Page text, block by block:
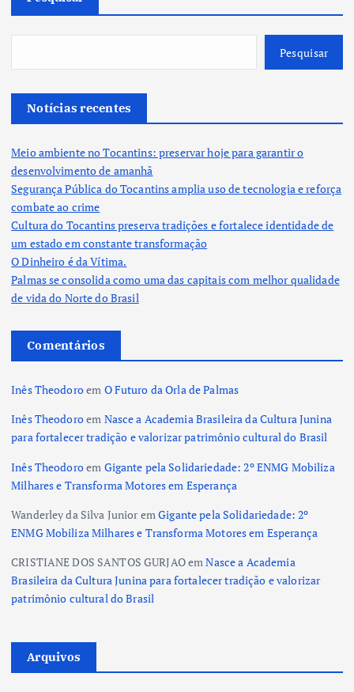
Pesquisar
Notícias recentes
Meio ambiente no Tocantins: preservar hoje para garantir o
desenvolvimento de amanhã
Segurança Pública do Tocantins amplia uso de tecnologia e reforça
combate ao crime
Cultura do Tocantins preserva tradições e fortalece identidade de
um estado em constante transformação
O Dinheiro é da Vítima.
Palmas se consolida como uma das capitais com melhor qualidade
de vida do Norte do Brasil
Comentários
Inês Theodoroem O Futuro da Orla de Palmas
Inês Theodoroem Nasce a Academia Brasileira da Cultura Junina
para fortalecer tradição e valorizar patrimônio cultural do Brasil
Inês Theodoroem Gigante pela Solidariedade: 2º ENMG Mobiliza
Milhares e Transforma Motores em Esperança
Wanderley da Silva JunioremGigante pela Solidariedade: 2º
ENMG Mobiliza Milhares e Transforma Motores em Esperança
CRISTIANE DOS SANTOS GURJAOemNasce a Academia
Brasileira da Cultura Junina para fortalecer tradição e valorizar
patrimônio cultural do Brasil
Arquivos